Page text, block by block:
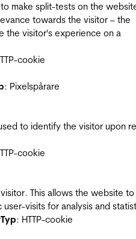
make split-tests on the
towards the visitor – the
the visitor's experience on a
cookie
: Pixelspårare
to identify the visitor upon
cookie
This allows the website to
visits for analysis and
Typ: HTTP-cookie